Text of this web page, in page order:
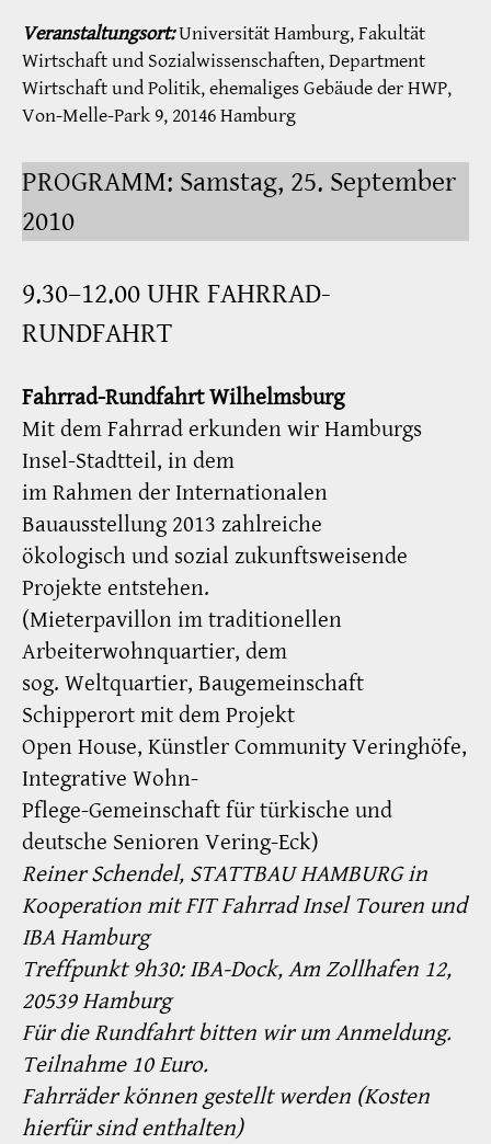
Veranstaltungsort:Universität Hamburg, Fakultät
Wirtschaft und Sozialwissenschaften, Department
Wirtschaft und Politik, ehemaliges Gebäude der HWP,
Von-Melle-Park 9, 20146 Hamburg
PROGRAMM: Samstag, 25. September
2010
9.30–12.00 UHR FAHRRAD-
RUNDFAHRT
Fahrrad-Rundfahrt Wilhelmsburg
Mit dem Fahrrad erkunden wir Hamburgs
Insel-Stadtteil, in dem
im Rahmen der Internationalen
Bauausstellung 2013 zahlreiche
ökologisch und sozial zukunftsweisende
Projekte entstehen.
(Mieterpavillon im traditionellen
Arbeiterwohnquartier, dem
sog. Weltquartier, Baugemeinschaft
Schipperort mit dem Projekt
Open House, Künstler Community Veringhöfe,
Integrative Wohn-
Pflege-Gemeinschaft für türkische und
deutsche Senioren Vering-Eck)
Reiner Schendel, STATTBAU HAMBURG in
Kooperation mit FIT Fahrrad Insel Touren und
IBA Hamburg
Treffpunkt 9h30: IBA-Dock, Am Zollhafen 12,
20539 Hamburg
Für die Rundfahrt bitten wir um Anmeldung.
Teilnahme 10 Euro.
Fahrräder können gestellt werden (Kosten
hierfür sind enthalten)